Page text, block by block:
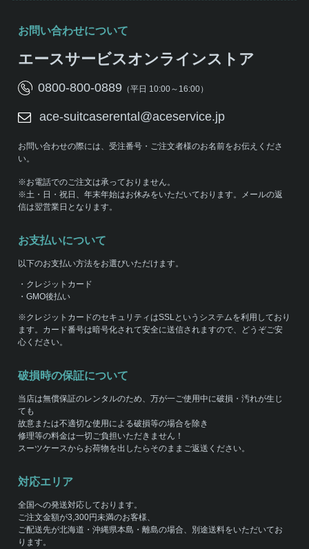
お問い合わせについて
エースサービスオンラインストア
0800-800-0889（平日 10:00～16:00）
ace-suitcaserental@aceservice.jp
お問い合わせの際には、受注番号・ご注文者様のお名前をお伝えくださ
い。
※お電話でのご注文は承っておりません。
※土・日・祝日、年末年始はお休みをいただいております。メールの返
信は翌営業日となります。
お支払いについて
以下のお支払い方法をお選びいただけます。
・クレジットカード
・GMO後払い
※クレジットカードのセキュリティはSSLというシステムを利用しており
ます。カード番号は暗号化されて安全に送信されますので、どうぞご安
心ください。
破損時の保証について
当店は無償保証のレンタルのため、万が一ご使用中に破損・汚れが生じ
ても
故意または不適切な使用による破損等の場合を除き
修理等の料金は一切ご負担いただきません！
スーツケースからお荷物を出したらそのままご返送ください。
対応エリア
全国への発送対応しております。
ご注文金額が3,300円未満のお客様、
ご配送先が北海道・沖縄県本島・離島の場合、別途送料をいただいてお
ります。